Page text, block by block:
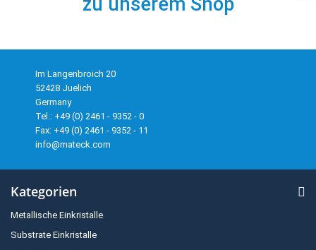
Im Langenbroich 20
52428 Juelich
Germany
Tel.: +49 (0) 2461 - 9352 - 0
Fax: +49 (0) 2461 - 9352 - 11
info@mateck.com
Kategorien
Metallische Einkristalle
Substrate Einkristalle